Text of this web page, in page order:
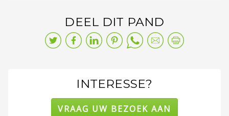
DEEL DIT PAND
INTERESSE?
VRAAG UW BEZOEK AAN